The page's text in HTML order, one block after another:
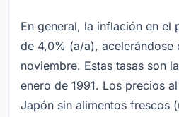
En general, la inflación en el
de 4,0% (a/a), acelerándose
noviembre. Estas tasas son
enero de 1991. Los precios
Japón sin alimentos frescos